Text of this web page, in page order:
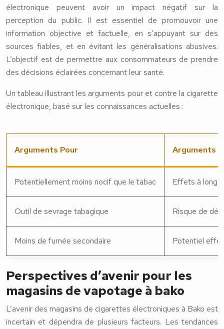
électronique peuvent avoir un impact négatif sur la
perception du public. Il est essentiel de promouvoir une
information objective et factuelle, en s’appuyant sur des
sources fiables, et en évitant les généralisations abusives.
L’objectif est de permettre aux consommateurs de prendre
des décisions éclairées concernant leur santé.
Un tableau illustrant les arguments pour et contre la cigarette
électronique, basé sur les connaissances actuelles :
Arguments Pour Arguments
Potentiellement moins nocif que le tabac Effets à long
Outil de sevrage tabagique Risque de
Moins de fumée secondaire Potentiel
Perspectives d’avenir pour les
magasins de vapotage à bako
L’avenir des magasins de cigarettes électroniques à Bako est
incertain et dépendra de plusieurs facteurs. Les tendances